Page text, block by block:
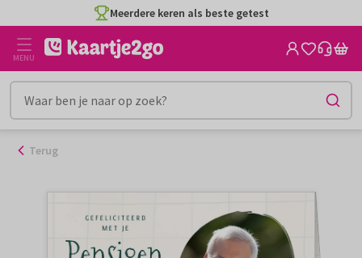
naar
inhoud
Meerdere keren als beste getest
MENU
Terug